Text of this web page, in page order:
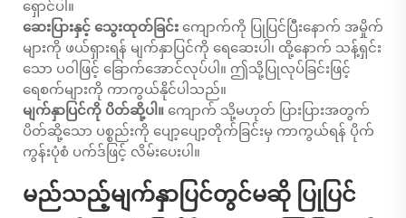
ရှောင်ပါ။
ဆေးပြားနှင့် သွေးထုတ်ခြင်း ကျောက်ကို ပြုပြင်ပြီးနောက် အမှိုက်
များကို ဖယ်ရှားရန် မျက်နှာပြင်ကို ရေဆေးပါ၊ ထို့နောက် သန့်ရှင်း
သော ပဝါဖြင့် ခြောက်အောင်လုပ်ပါ။ ဤသို့ပြုလုပ်ခြင်းဖြင့်
ရေစက်များကို ကာကွယ်နိုင်ပါသည်။
မျက်နှာပြင်ကို ပိတ်ဆို့ပါ။ ကျောက် သို့မဟုတ် ပြားပြားအတွက်
ပိတ်ဆို့သော ပစ္စည်းကို ပျော့ပျော့တိုက်ခြင်းမှ ကာကွယ်ရန် ပိုက်
ကွန်းပုံစံ ပက်ဒ်ဖြင့် လိမ်းပေးပါ။
မည်သည့်မျက်နှာပြင်တွင်မဆို ပြုပြင်